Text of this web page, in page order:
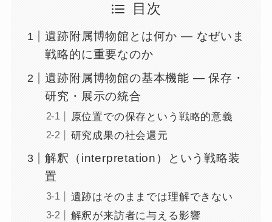
目次
遺跡附属博物館とは何か ― なぜいま
戦略的に重要なのか
遺跡附属博物館の基本機能 ― 保存・
研究・展示の統合
原位置での保存という戦略的意義
研究成果の社会還元
解釈（interpretation）という戦略装
置
遺跡はそのままでは理解できない
解釈が来訪者に与える影響